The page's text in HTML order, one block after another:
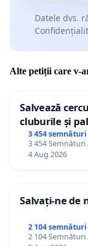
Datele dvs.
Alte petiții care v-
Salvează
cluburile și
3 454 semnături
3 454 Semnături
4 Aug 2026
Salvați-ne de
2 104 semnături
2 104 Semnături